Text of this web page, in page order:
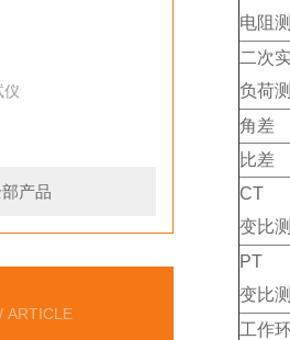
仪
产品
/ ARTICLE
电阻
二次
负荷
角差
比差
CT
变比
PT
变比
工作